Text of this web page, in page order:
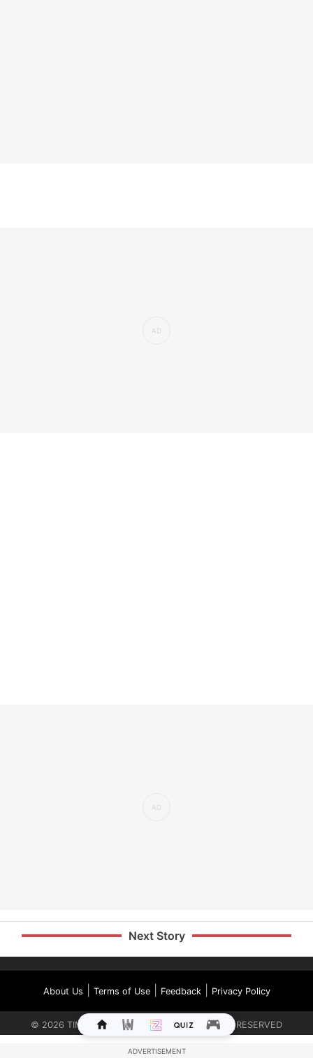
Next Story
About Us Terms of Use| Feedback| Privacy Policy
© 2026 TIMES INTERNET LIMITED. ALL RIGHTS RESERVED